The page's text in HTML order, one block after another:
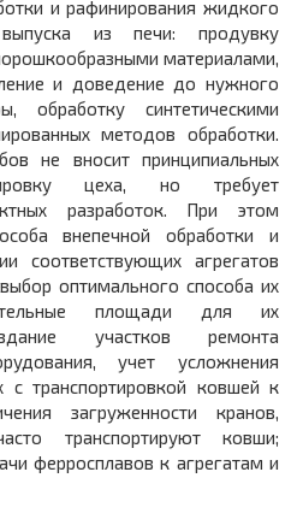
и рафинирования жидкого
из печи: продувку
материалами,
и доведение до нужного
обработку синтетическими
методов обработки.
не вносит принципиальных
цеха, но требует
разработок. При этом
внепечной обработки и
соответствующих агрегатов
оптимального способа их
площади для их
участков ремонта
учет усложнения
с транспортировкой ковшей к
загруженности кранов,
транспортируют ковши;
ферросплавов к агрегатам и